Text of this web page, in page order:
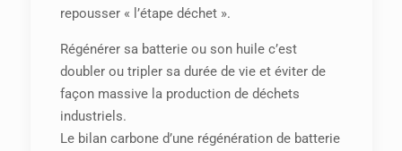
repousser « l’étape déchet ».
Régénérer sa batterie ou son huile c’est
doubler ou tripler sa durée de vie et éviter de
façon massive la production de déchets
industriels.
Le bilan carbone d’une régénération de batterie